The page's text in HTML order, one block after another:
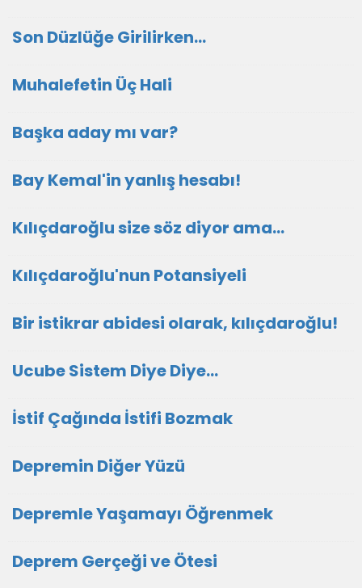
Son Düzlüğe Girilirken…
Muhalefetin Üç Hali
Başka aday mı var?
Bay Kemal'in yanlış hesabı!
Kılıçdaroğlu size söz diyor ama...
Kılıçdaroğlu'nun Potansiyeli
Bir istikrar abidesi olarak, kılıçdaroğlu!
Ucube Sistem Diye Diye…
İstif Çağında İstifi Bozmak
Depremin Diğer Yüzü
Depremle Yaşamayı Öğrenmek
Deprem Gerçeği ve Ötesi